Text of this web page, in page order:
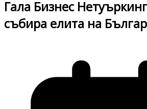
Гала Бизнес
събира елита на